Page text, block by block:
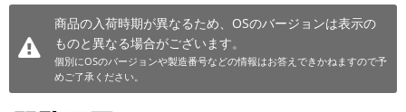
商品の入荷時期が異なるため、OSのバージョンは表示の
ものと異なる場合がございます。
個別にOSのバージョンや製造番号などの情報はお答えできかねますので予
めご了承ください。